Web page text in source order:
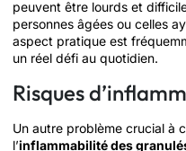
peuvent être lourds et
personnes âgées ou celles
aspect pratique est
un réel défi au quotidien.
Risques
Un autre problème crucial à
l’inflammabilité des